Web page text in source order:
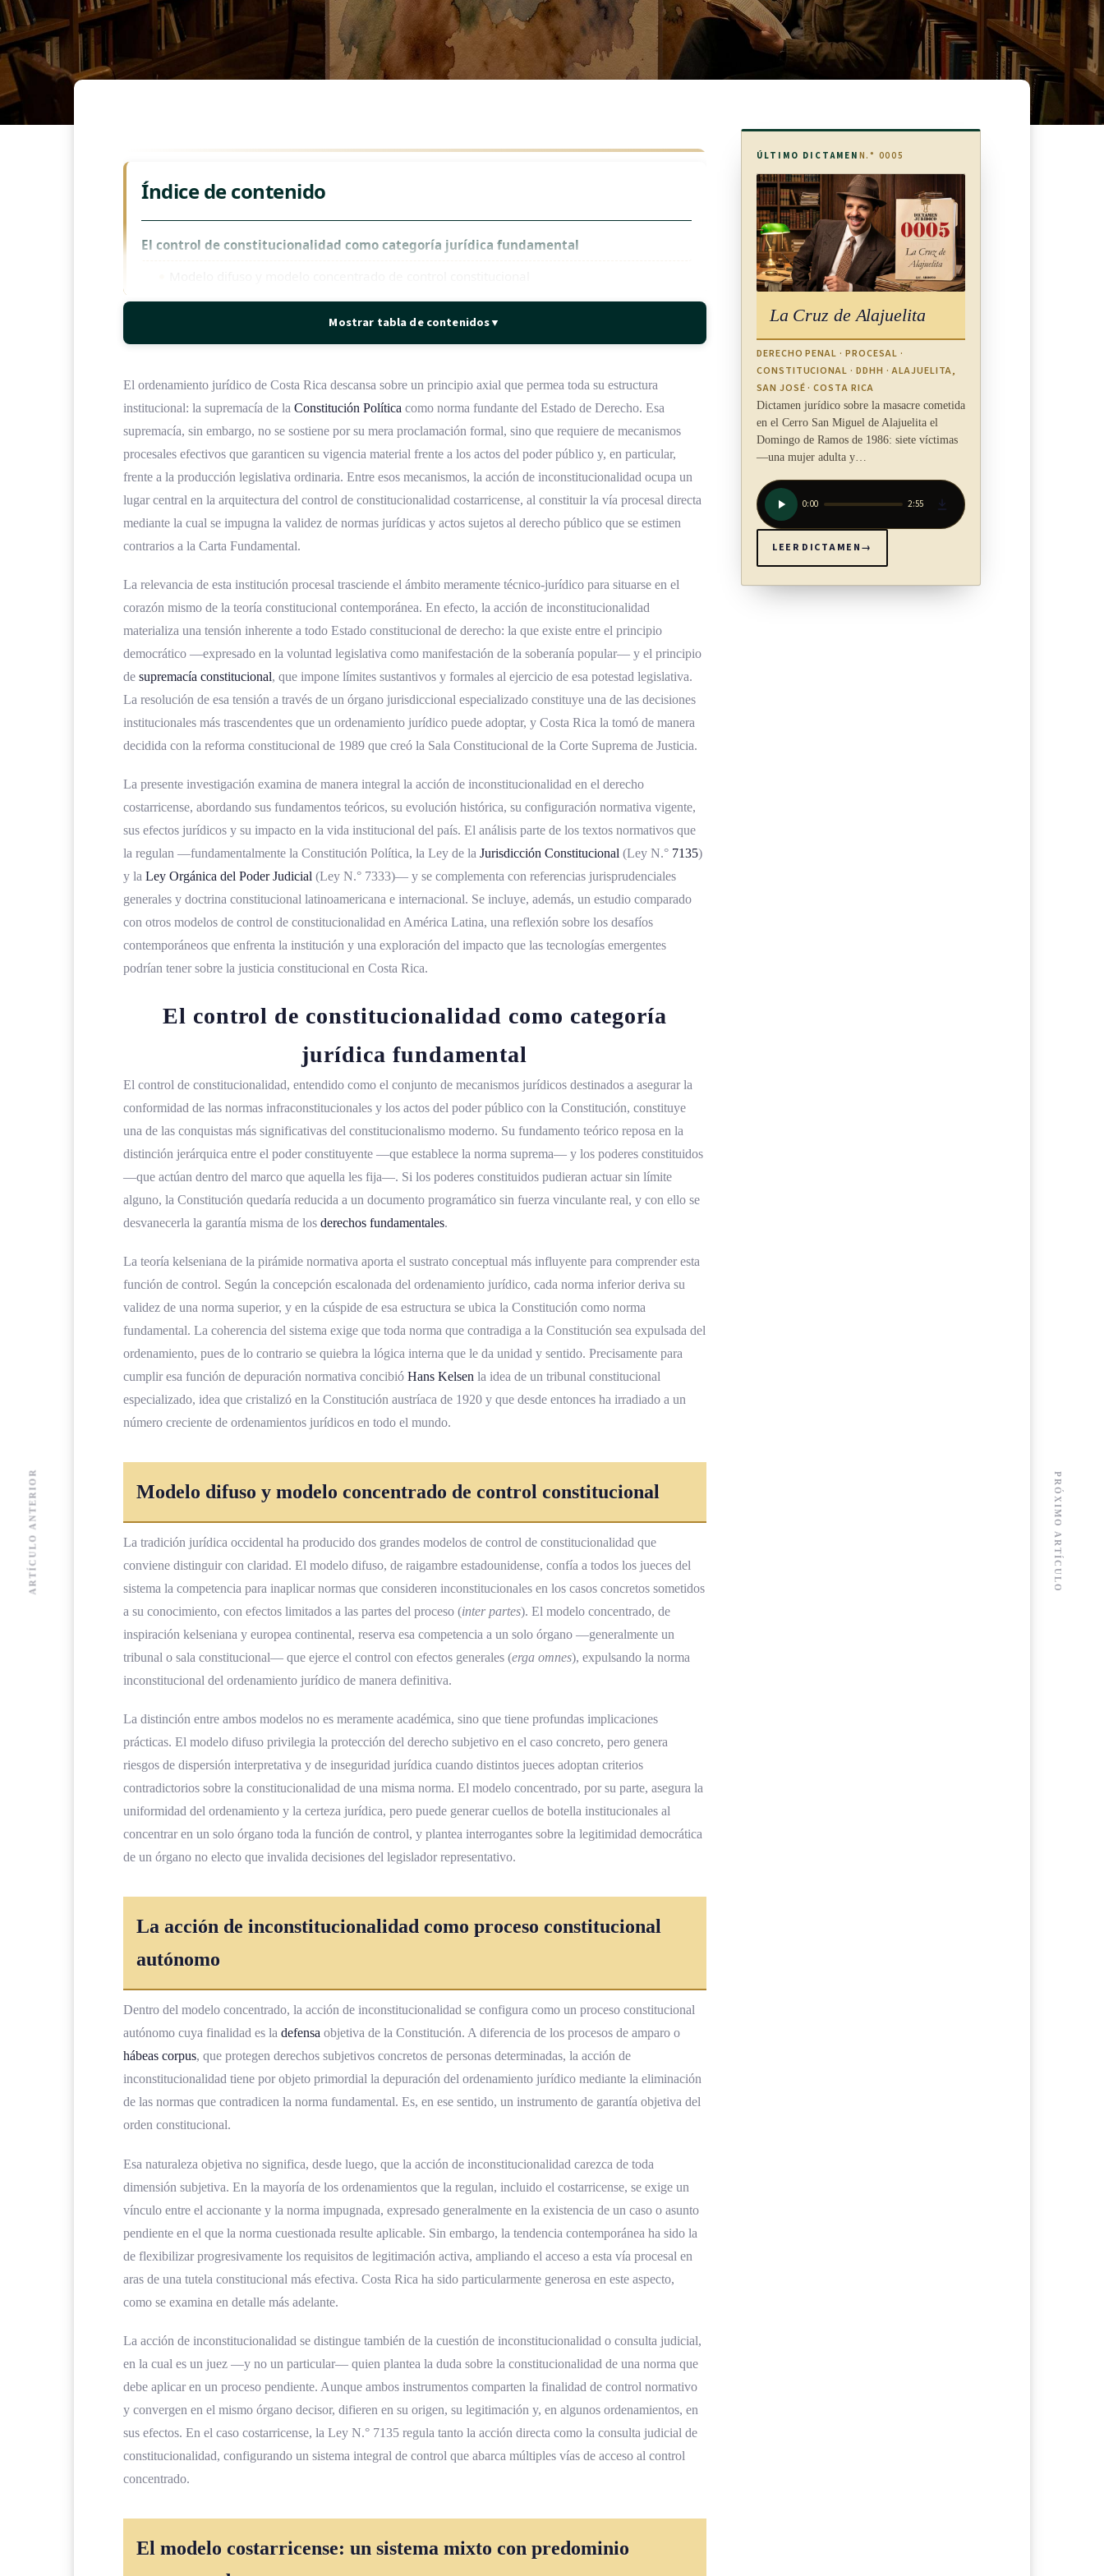
Índice de contenido
El control de constitucionalidad como categoría jurídica fundamental
El modelo costarricense: un sistema mixto con predominio concentrado
Evolución histórica del control de constitucionalidad en Costa Rica
Antecedentes del control constitucional antes de 1989
La reforma de 1989 y la creación de la Sala Constitucional
Consolidación de la Sala IV desde 1989 hasta la actualidad
Marco normativo de la acción de inconstitucionalidad en Costa Rica
Regulación procesal en la Ley de la Jurisdicción Constitucional
Causales de procedencia según el artículo 73
Exclusiones previstas en el artículo 74
Legitimación activa conforme al artículo 75
Requisitos formales y trámite procesal
Retroactividad y modulación temporal de la sentencia
Integración de la Sala Constitucional según la Ley Orgánica del Poder Judicial
Jurisprudencia de la Sala Constitucional en acciones de inconstitucionalidad
Grandes líneas temáticas de la jurisprudencia constitucional
La inconstitucionalidad por omisión en la jurisprudencia costarricense
Control de vicios de procedimiento legislativo
Transformación de la cultura jurídica costarricense
Incidencia en la producción legislativa de la Asamblea Legislativa
Protección de los derechos fundamentales a través de la acción de inconstitucionalidad
Impacto en el equilibrio de poderes del Estado
Análisis comparado del control de constitucionalidad en América Latina
El modelo colombiano y la Corte Constitucional
El modelo chileno: de la prevención al control represivo
El modelo mexicano: amparo y acción de inconstitucionalidad
Tendencias regionales en el control de constitucionalidad latinoamericano
Desafíos actuales de la acción de inconstitucionalidad en Costa Rica
La sobrecarga de trabajo de la Sala Constitucional
El desafío de la politización en el nombramiento de magistrados
Coherencia jurisprudencial y gestión de precedentes
El diálogo entre la Sala Constitucional y la Corte Interamericana
Tecnología y justicia constitucional: un factor disruptivo
Inteligencia artificial al servicio de la justicia constitucional
Transparencia algorítmica como nuevo objeto de control constitucional
Acceso digital a la justicia constitucional en Costa Rica
Protección constitucional de datos personales y privacidad digital
Preguntas frecuentes sobre la acción de inconstitucionalidad en Costa Rica
¿Qué es la acción de inconstitucionalidad y para qué sirve?
¿Quién puede interponer una acción de inconstitucionalidad en Costa Rica?
¿Qué normas pueden ser impugnadas mediante esta acción?
¿Cuáles son los efectos de una declaratoria de inconstitucionalidad?
inconstitucionalidad?
¿Puede la Asamblea Legislativa volver a aprobar una norma declarada inconstitucional?
Conclusiones sobre la acción de inconstitucionalidad en el derecho costarricense
Referencias Bibliográficas
Mostrar tabla de contenidos▼
El ordenamiento jurídico de Costa Rica descansa sobre un principio axial que permea toda su estructura
institucional: la supremacía de la Constitución Política como norma fundante del Estado de Derecho. Esa
supremacía, sin embargo, no se sostiene por su mera proclamación formal, sino que requiere de mecanismos
procesales efectivos que garanticen su vigencia material frente a los actos del poder público y, en particular,
frente a la producción legislativa ordinaria. Entre esos mecanismos, la acción de inconstitucionalidad ocupa un
lugar central en la arquitectura del control de constitucionalidad costarricense, al constituir la vía procesal directa
mediante la cual se impugna la validez de normas jurídicas y actos sujetos al derecho público que se estimen
contrarios a la Carta Fundamental.
La relevancia de esta institución procesal trasciende el ámbito meramente técnico-jurídico para situarse en el
corazón mismo de la teoría constitucional contemporánea. En efecto, la acción de inconstitucionalidad
materializa una tensión inherente a todo Estado constitucional de derecho: la que existe entre el principio
democrático —expresado en la voluntad legislativa como manifestación de la soberanía popular— y el principio
de supremacía constitucional, que impone límites sustantivos y formales al ejercicio de esa potestad legislativa.
La resolución de esa tensión a través de un órgano jurisdiccional especializado constituye una de las decisiones
institucionales más trascendentes que un ordenamiento jurídico puede adoptar, y Costa Rica la tomó de manera
decidida con la reforma constitucional de 1989 que creó la Sala Constitucional de la Corte Suprema de Justicia.
La presente investigación examina de manera integral la acción de inconstitucionalidad en el derecho
costarricense, abordando sus fundamentos teóricos, su evolución histórica, su configuración normativa vigente,
sus efectos jurídicos y su impacto en la vida institucional del país. El análisis parte de los textos normativos que
la regulan —fundamentalmente la Constitución Política, la Ley de la Jurisdicción Constitucional (Ley N.° 7135)
y la Ley Orgánica del Poder Judicial (Ley N.° 7333)— y se complementa con referencias jurisprudenciales
generales y doctrina constitucional latinoamericana e internacional. Se incluye, además, un estudio comparado
con otros modelos de control de constitucionalidad en América Latina, una reflexión sobre los desafíos
contemporáneos que enfrenta la institución y una exploración del impacto que las tecnologías emergentes
podrían tener sobre la justicia constitucional en Costa Rica.
El control de constitucionalidad como categoría
jurídica fundamental
El control de constitucionalidad, entendido como el conjunto de mecanismos jurídicos destinados a asegurar la
conformidad de las normas infraconstitucionales y los actos del poder público con la Constitución, constituye
una de las conquistas más significativas del constitucionalismo moderno. Su fundamento teórico reposa en la
distinción jerárquica entre el poder constituyente —que establece la norma suprema— y los poderes constituidos
—que actúan dentro del marco que aquella les fija—. Si los poderes constituidos pudieran actuar sin límite
alguno, la Constitución quedaría reducida a un documento programático sin fuerza vinculante real, y con ello se
desvanecerla la garantía misma de los derechos fundamentales.
La teoría kelseniana de la pirámide normativa aporta el sustrato conceptual más influyente para comprender esta
función de control. Según la concepción escalonada del ordenamiento jurídico, cada norma inferior deriva su
validez de una norma superior, y en la cúspide de esa estructura se ubica la Constitución como norma
fundamental. La coherencia del sistema exige que toda norma que contradiga a la Constitución sea expulsada del
ordenamiento, pues de lo contrario se quiebra la lógica interna que le da unidad y sentido. Precisamente para
cumplir esa función de depuración normativa concibió Hans Kelsen la idea de un tribunal constitucional
especializado, idea que cristalizó en la Constitución austríaca de 1920 y que desde entonces ha irradiado a un
número creciente de ordenamientos jurídicos en todo el mundo.
Modelo difuso y modelo concentrado de control constitucional
La tradición jurídica occidental ha producido dos grandes modelos de control de constitucionalidad que
conviene distinguir con claridad. El modelo difuso, de raigambre estadounidense, confía a todos los jueces del
sistema la competencia para inaplicar normas que consideren inconstitucionales en los casos concretos sometidos
a su conocimiento, con efectos limitados a las partes del proceso (inter partes). El modelo concentrado, de
inspiración kelseniana y europea continental, reserva esa competencia a un solo órgano —generalmente un
tribunal o sala constitucional— que ejerce el control con efectos generales (erga omnes), expulsando la norma
inconstitucional del ordenamiento jurídico de manera definitiva.
La distinción entre ambos modelos no es meramente académica, sino que tiene profundas implicaciones
prácticas. El modelo difuso privilegia la protección del derecho subjetivo en el caso concreto, pero genera
riesgos de dispersión interpretativa y de inseguridad jurídica cuando distintos jueces adoptan criterios
contradictorios sobre la constitucionalidad de una misma norma. El modelo concentrado, por su parte, asegura la
uniformidad del ordenamiento y la certeza jurídica, pero puede generar cuellos de botella institucionales al
concentrar en un solo órgano toda la función de control, y plantea interrogantes sobre la legitimidad democrática
de un órgano no electo que invalida decisiones del legislador representativo.
La acción de inconstitucionalidad como proceso constitucional
autónomo
Dentro del modelo concentrado, la acción de inconstitucionalidad se configura como un proceso constitucional
autónomo cuya finalidad es la defensa objetiva de la Constitución. A diferencia de los procesos de amparo o
hábeas corpus, que protegen derechos subjetivos concretos de personas determinadas, la acción de
inconstitucionalidad tiene por objeto primordial la depuración del ordenamiento jurídico mediante la eliminación
de las normas que contradicen la norma fundamental. Es, en ese sentido, un instrumento de garantía objetiva del
orden constitucional.
Esa naturaleza objetiva no significa, desde luego, que la acción de inconstitucionalidad carezca de toda
dimensión subjetiva. En la mayoría de los ordenamientos que la regulan, incluido el costarricense, se exige un
vínculo entre el accionante y la norma impugnada, expresado generalmente en la existencia de un caso o asunto
pendiente en el que la norma cuestionada resulte aplicable. Sin embargo, la tendencia contemporánea ha sido la
de flexibilizar progresivamente los requisitos de legitimación activa, ampliando el acceso a esta vía procesal en
aras de una tutela constitucional más efectiva. Costa Rica ha sido particularmente generosa en este aspecto,
como se examina en detalle más adelante.
La acción de inconstitucionalidad se distingue también de la cuestión de inconstitucionalidad o consulta judicial,
en la cual es un juez —y no un particular— quien plantea la duda sobre la constitucionalidad de una norma que
debe aplicar en un proceso pendiente. Aunque ambos instrumentos comparten la finalidad de control normativo
y convergen en el mismo órgano decisor, difieren en su origen, su legitimación y, en algunos ordenamientos, en
sus efectos. En el caso costarricense, la Ley N.° 7135 regula tanto la acción directa como la consulta judicial de
constitucionalidad, configurando un sistema integral de control que abarca múltiples vías de acceso al control
concentrado.
El modelo costarricense: un sistema mixto con predominio
ARTÍCULO ANTERIOR PRÓXIMO ARTÍCULO
ÚLTIMO DICTAMEN N.° 0005
La Cruz de Alajuelita
DERECHO PENAL · PROCESAL ·
CONSTITUCIONAL · DDHH · ALAJUELITA,
SAN JOSÉ · COSTA RICA
Dictamen jurídico sobre la masacre cometida
en el Cerro San Miguel de Alajuelita el
Domingo de Ramos de 1986: siete víctimas
—una mujer adulta y…
0:00 2:55
LEER DICTAMEN→